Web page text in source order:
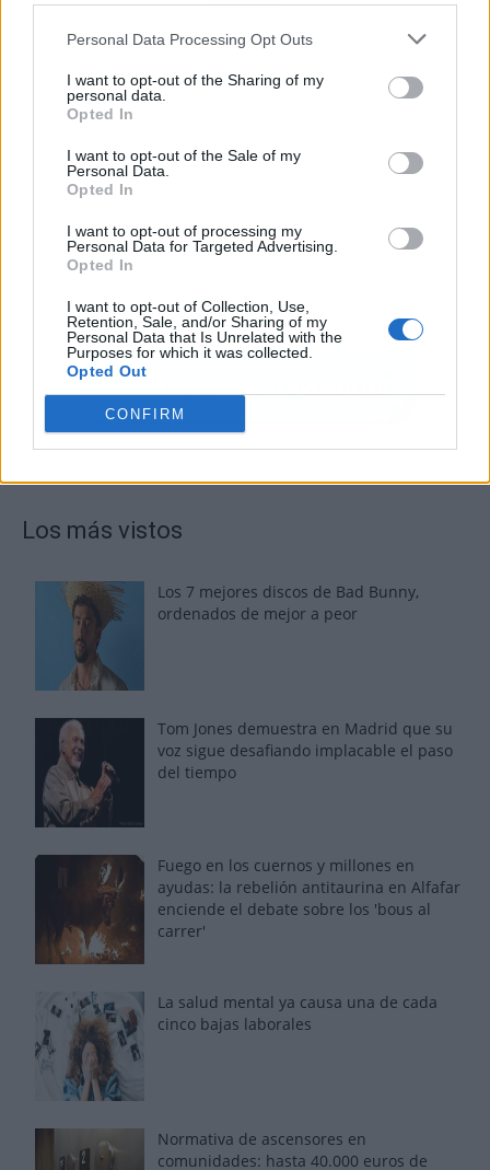
Personal Data Processing Opt Outs
I want to opt-out of the Sharing of my
personal data.
Opted In
I want to opt-out of the Sale of my
Personal Data.
Opted In
I want to opt-out of processing my
Personal Data for Targeted Advertising.
Opted In
I want to opt-out of Collection, Use,
Retention, Sale, and/or Sharing of my
Personal Data that Is Unrelated with the
Purposes for which it was collected.
Opted Out
CONFIRM
Los más vistos
Los 7 mejores discos de Bad Bunny,
ordenados de mejor a peor
Tom Jones demuestra en Madrid que su
voz sigue desafiando implacable el paso
del tiempo
Fuego en los cuernos y millones en
ayudas: la rebelión antitaurina en Alfafar
enciende el debate sobre los 'bous al
carrer'
La salud mental ya causa una de cada
cinco bajas laborales
Normativa de ascensores en
comunidades: hasta 40.000 euros de